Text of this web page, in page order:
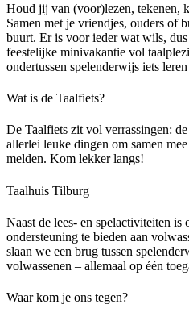
Houd jij van (voor)lezen, tekenen,
Samen met je vriendjes, ouders of
buurt. Er is voor ieder wat wils,
feestelijke minivakantie vol
ondertussen spelenderwijs iets
Wat is de Taalfiets?
De Taalfiets zit vol verrassingen:
allerlei leuke dingen om samen
melden. Kom lekker langs!
Taalhuis Tilburg
Naast de lees- en spelactiviteiten is
ondersteuning te bieden aan
slaan we een brug tussen
volwassenen – allemaal op één
Waar kom je ons tegen?